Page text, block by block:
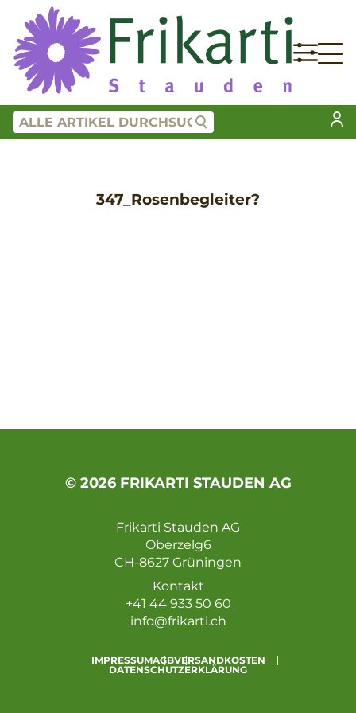
347_Rosenbegleiter?
© 2026 FRIKARTI STAUDEN AG
Frikarti Stauden AG
Oberzelg6
CH-8627 Grüningen
Kontakt
+41 44 933 50 60
info@frikarti.ch
IMPRESSUMAGBVERSANDKOSTEN
DATENSCHUTZERKLÄRUNG